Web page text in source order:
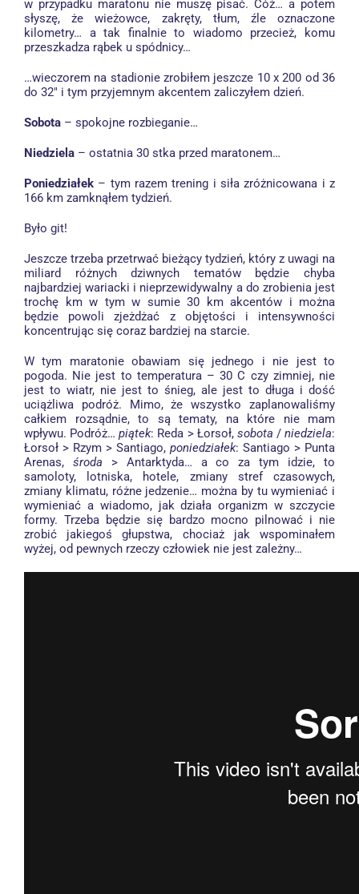
w przypadku maratonu nie muszę pisać. Cóż… a potem
słyszę, że wieżowce, zakręty, tłum, źle oznaczone
kilometry… a tak finalnie to wiadomo przecież, komu
przeszkadza rąbek u spódnicy…
…wieczorem na stadionie zrobiłem jeszcze 10 x 200 od 36
do 32″ i tym przyjemnym akcentem zaliczyłem dzień.
Sobota – spokojne rozbieganie…
Niedziela – ostatnia 30 stka przed maratonem…
Poniedziałek – tym razem trening i siła zróżnicowana i z
166 km zamknąłem tydzień.
Było git!
Jeszcze trzeba przetrwać bieżący tydzień, który z uwagi na
miliard różnych dziwnych tematów będzie chyba
najbardziej wariacki i nieprzewidywalny a do zrobienia jest
trochę km w tym w sumie 30 km akcentów i można
będzie powoli zjeżdżać z objętości i intensywności
koncentrując się coraz bardziej na starcie.
W tym maratonie obawiam się jednego i nie jest to
pogoda. Nie jest to temperatura – 30 C czy zimniej, nie
jest to wiatr, nie jest to śnieg, ale jest to długa i dość
uciążliwa podróż. Mimo, że wszystko zaplanowaliśmy
całkiem rozsądnie, to są tematy, na które nie mam
wpływu. Podróż…piątek: Reda > Łorsoł, sobota / niedziela:
Łorsoł > Rzym > Santiago, poniedziałek: Santiago > Punta
Arenas, środa > Antarktyda… a co za tym idzie, to
samoloty, lotniska, hotele, zmiany stref czasowych,
zmiany klimatu, różne jedzenie… można by tu wymieniać i
wymieniać a wiadomo, jak działa organizm w szczycie
formy. Trzeba będzie się bardzo mocno pilnować i nie
zrobić jakiegoś głupstwa, chociaż jak wspominałem
wyżej, od pewnych rzeczy człowiek nie jest zależny…